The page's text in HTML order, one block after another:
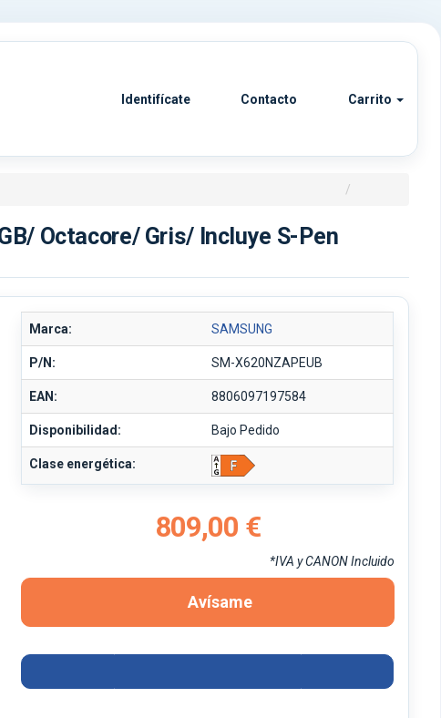
Identifícate Contacto Carrito
Octacore/ Gris/ Incluye S-Pen
Marca: SAMSUNG
P/N: SM-X620NZAPEUB
EAN: 8806097197584
Disponibilidad: Bajo Pedido
Clase energética:
809,00 €
*IVA y CANON Incluido
Avísame